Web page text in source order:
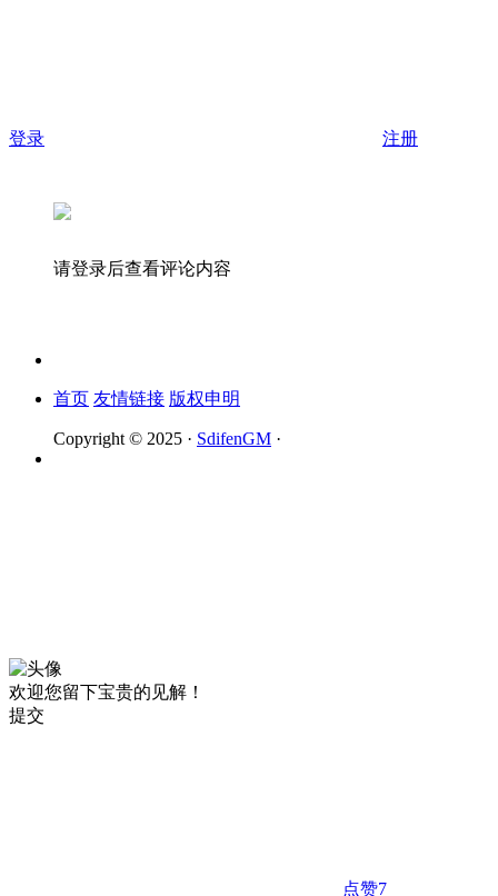
登录 注册
请登录后查看评论内容
首页 友情链接 版权申明
Copyright © 2025 · SdifenGM ·
欢迎您留下宝贵的见解！
提交
点赞7